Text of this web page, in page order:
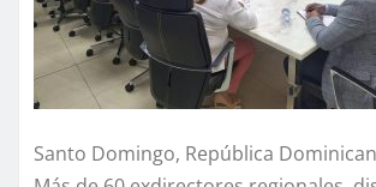
Santo Domingo, República